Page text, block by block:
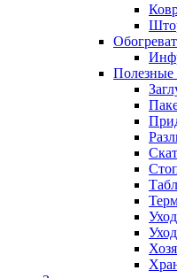
Полезные